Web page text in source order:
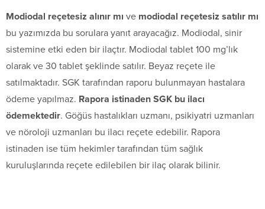
Modiodal reçetesiz alınır mı ve modiodal reçetesiz satılır mı
bu yazımızda bu sorulara yanıt arayacağız. Modiodal, sinir
sistemine etki eden bir ilaçtır. Modiodal tablet 100 mg’lık
olarak ve 30 tablet şeklinde satılır. Beyaz reçete ile
satılmaktadır. SGK tarafından raporu bulunmayan hastalara
ödeme yapılmaz. Rapora istinaden SGK bu ilacı
ödemektedir. Göğüs hastalıkları uzmanı, psikiyatri uzmanları
ve nöroloji uzmanları bu ilacı reçete edebilir. Rapora
istinaden ise tüm hekimler tarafından tüm sağlık
kuruluşlarında reçete edilebilen bir ilaç olarak bilinir.